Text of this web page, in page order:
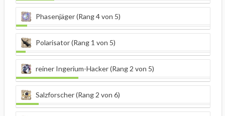
Phasenjäger (Rang 4 von 5)
Polarisator (Rang 1 von 5)
reiner Ingerium-Hacker (Rang 2 von 5)
Salzforscher (Rang 2 von 6)